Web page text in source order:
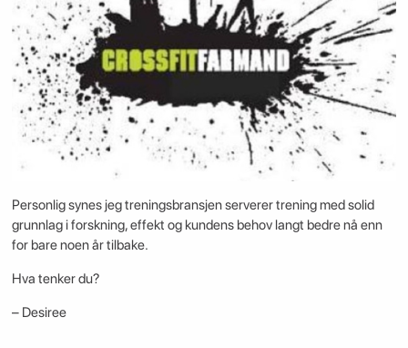
Personlig synes jeg treningsbransjen serverer trening med solid
grunnlag i forskning, effekt og kundens behov langt bedre nå enn
for bare noen år tilbake.
Hva tenker du?
– Desiree